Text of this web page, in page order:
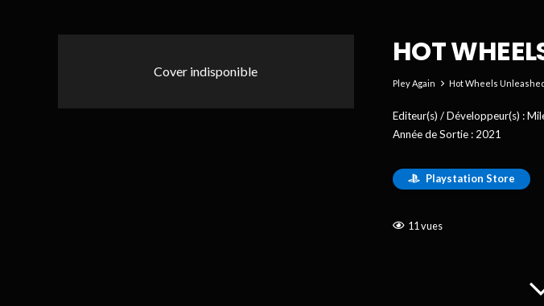
Cover indisponible
HOT
Pley Again Hot Wheels
Editeur(s) / Développeur(s) :
Année de Sortie : 2021
Playstation Store
11 vues